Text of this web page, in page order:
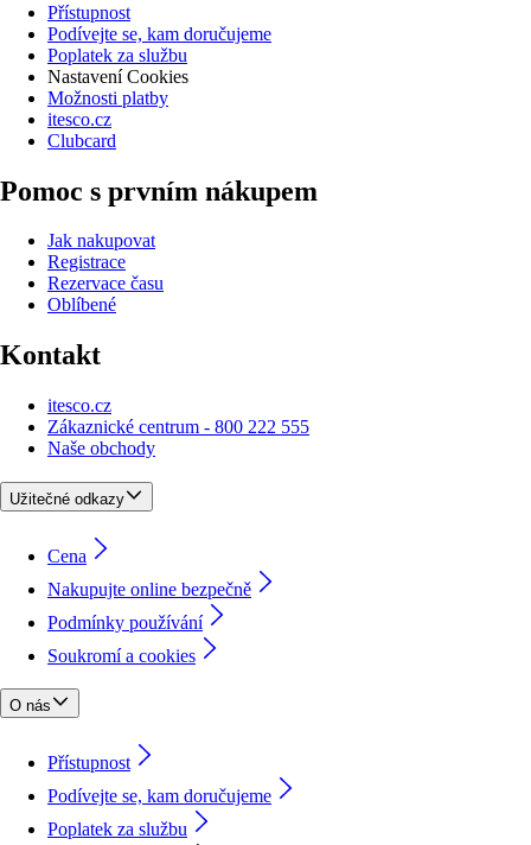
Přístupnost
Podívejte se, kam doručujeme
Poplatek za službu
Nastavení Cookies
Možnosti platby
itesco.cz
Clubcard
Pomoc s prvním nákupem
Jak nakupovat
Registrace
Rezervace času
Oblíbené
Kontakt
itesco.cz
Zákaznické centrum - 800 222 555
Naše obchody
Užitečné odkazy
Cena
Nakupujte online bezpečně
Podmínky používání
Soukromí a cookies
O nás
Přístupnost
Podívejte se, kam doručujeme
Poplatek za službu